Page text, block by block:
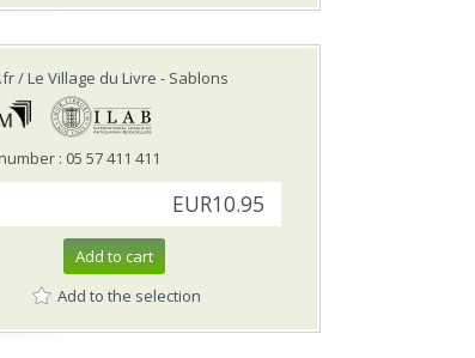
/ Le Village du Livre - Sablons
: 05 57 411 411
EUR10.95
Add to cart
Add to the selection